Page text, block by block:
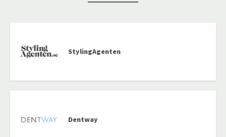
StylingAgenten
Dentway